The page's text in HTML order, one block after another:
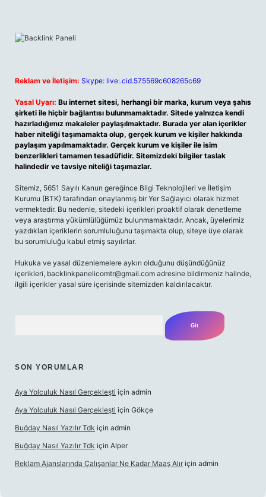
Reklam ve İletişim: Skype: live:.cid.575569c608265c69
Yasal Uyarı: Bu internet sitesi, herhangi bir marka, kurum veya şahıs
şirketi ile hiçbir bağlantısı bulunmamaktadır. Sitede yalnızca kendi
hazırladığımız makaleler paylaşılmaktadır. Burada yer alan içerikler
haber niteliği taşımamakta olup, gerçek kurum ve kişiler hakkında
paylaşım yapılmamaktadır. Gerçek kurum ve kişiler ile isim
benzerlikleri tamamen tesadüfidir. Sitemizdeki bilgiler taslak
halindedir ve tavsiye niteliği taşımazlar.
Sitemiz, 5651 Sayılı Kanun gereğince Bilgi Teknolojileri ve İletişim
Kurumu (BTK) tarafından onaylanmış bir Yer Sağlayıcı olarak hizmet
vermektedir. Bu nedenle, sitedeki içerikleri proaktif olarak denetleme
veya araştırma yükümlülüğümüz bulunmamaktadır. Ancak, üyelerimiz
yazdıkları içeriklerin sorumluluğunu taşımakta olup, siteye üye olarak
bu sorumluluğu kabul etmiş sayılırlar.
Hukuka ve yasal düzenlemelere aykırı olduğunu düşündüğünüz
içerikleri, backlinkpanelicomtr@gmail.com adresine bildirmeniz halinde,
ilgili içerikler yasal süre içerisinde sitemizden kaldırılacaktır.
SON YORUMLAR
Aya Yolculuk Nasıl Gerçekleşti için admin
Aya Yolculuk Nasıl Gerçekleşti için Gökçe
Buğday Nasıl Yazılır Tdk için admin
Buğday Nasıl Yazılır Tdk için Alper
Reklam Ajanslarında Çalışanlar Ne Kadar Maaş Alır için admin